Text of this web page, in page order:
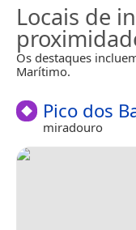
Locais de
Os destaques
Marítimo.
Pico dos
miradouro